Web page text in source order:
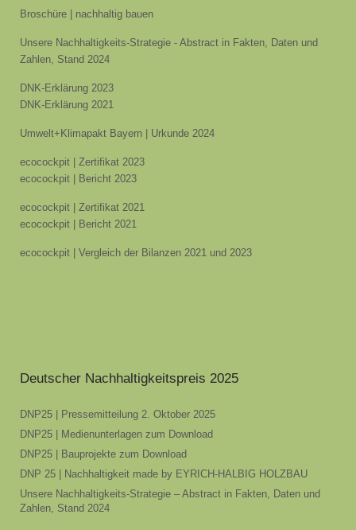
Broschüre | nachhaltig bauen
Unsere Nachhaltigkeits-Strategie - Abstract in Fakten, Daten und
Zahlen, Stand 2024
DNK-Erklärung 2023
DNK-Erklärung 2021
Umwelt+Klimapakt Bayern | Urkunde 2024
ecocockpit | Zertifikat 2023
ecocockpit | Bericht 2023
ecocockpit | Zertifikat 2021
ecocockpit | Bericht 2021
ecocockpit | Vergleich der Bilanzen 2021 und 2023
Deutscher Nachhaltigkeitspreis 2025
DNP25 | Pressemitteilung 2. Oktober 2025
DNP25 | Medienunterlagen zum Download
DNP25 | Bauprojekte zum Download
DNP 25 | Nachhaltigkeit made by EYRICH-HALBIG HOLZBAU
Unsere Nachhaltigkeits-Strategie – Abstract in Fakten, Daten und
Zahlen, Stand 2024